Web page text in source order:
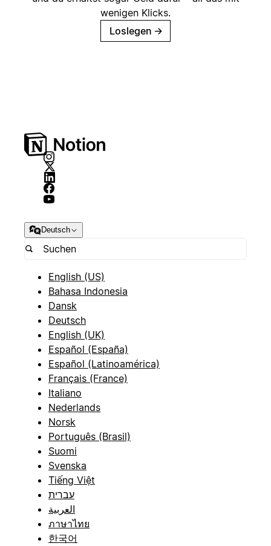
wenigen Klicks.
Loslegen →
Deutsch
English (US)
Bahasa Indonesia
Dansk
Deutsch
English (UK)
Español (España)
Español (Latinoamérica)
Français (France)
Italiano
Nederlands
Norsk
Português (Brasil)
Suomi
Svenska
Tiếng Việt
עברית
العربية
ภาษาไทย
한국어